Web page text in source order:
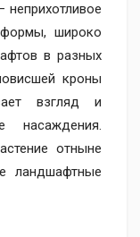
неприхотливое
формы, широко
в разных
кроны
взгляд и
насаждения.
отныне
ландшафтные